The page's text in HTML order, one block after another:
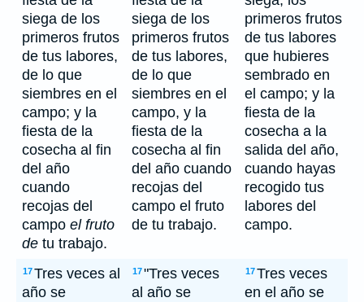
siega de los
primeros frutos
de tus labores,
de lo que
siembres en el
campo; y la
fiesta de la
cosecha al fin
del año
cuando
recojas del
campo el fruto
de tu trabajo.
siega de los
primeros frutos
de tus labores,
de lo que
siembres en el
campo, y la
fiesta de la
cosecha al fin
del año cuando
recojas del
campo el fruto
de tu trabajo.
primeros frutos
de tus labores
que hubieres
sembrado en
el campo; y la
fiesta de la
cosecha a la
salida del año,
cuando hayas
recogido tus
labores del
campo.
17Tres veces al
año se
17"Tres veces
al año se
17Tres veces
en el año se